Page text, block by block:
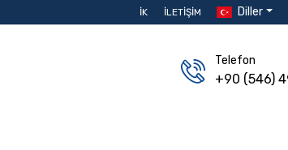
İK İLETIŞIM Diller
Telefon
+90 (546)